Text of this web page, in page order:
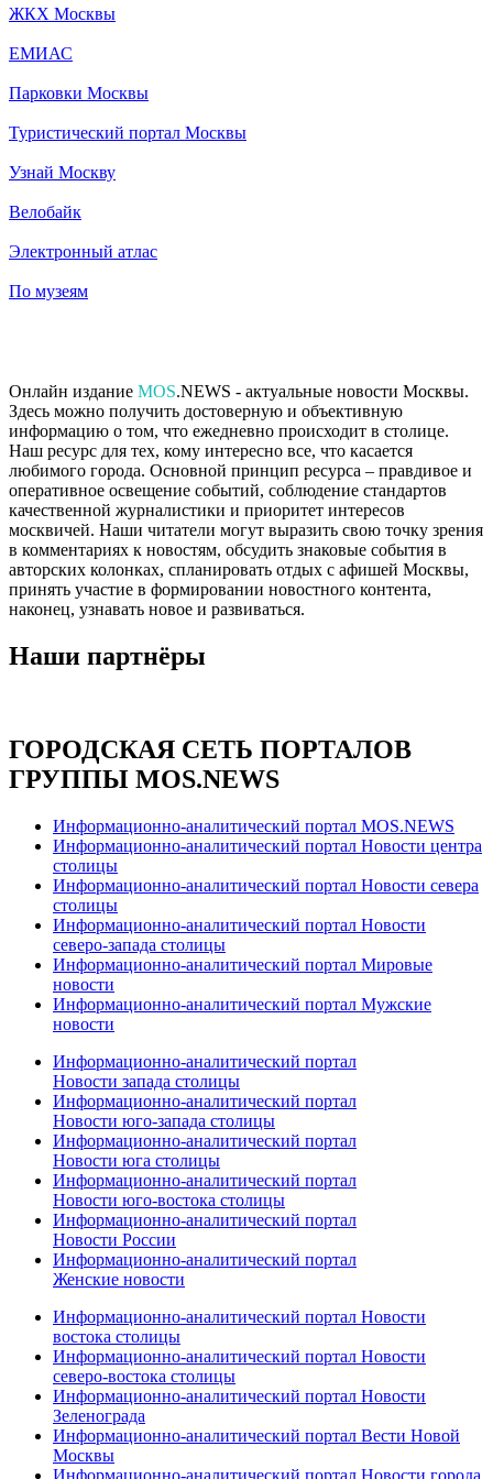
ЖКХ Москвы
ЕМИАС
Парковки Москвы
Туристический портал Москвы
Узнай Москву
Велобайк
Электронный атлас
По музеям
Онлайн издание MOS.NEWS - актуальные новости Москвы.
Здесь можно получить достоверную и объективную
информацию о том, что ежедневно происходит в столице.
Наш ресурс для тех, кому интересно все, что касается
любимого города. Основной принцип ресурса – правдивое и
оперативное освещение событий, соблюдение стандартов
качественной журналистики и приоритет интересов
москвичей. Наши читатели могут выразить свою точку зрения
в комментариях к новостям, обсудить знаковые события в
авторских колонках, спланировать отдых с афишей Москвы,
принять участие в формировании новостного контента,
наконец, узнавать новое и развиваться.
Наши партнёры
ГОРОДСКАЯ СЕТЬ ПОРТАЛОВ
ГРУППЫ MOS.NEWS
Информационно-аналитический портал MOS.NEWS
Информационно-аналитический портал Новости центра
столицы
Информационно-аналитический портал Новости севера
столицы
Информационно-аналитический портал Новости
северо-запада столицы
Информационно-аналитический портал Мировые
новости
Информационно-аналитический портал Мужские
новости
Информационно-аналитический портал
Новости запада столицы
Информационно-аналитический портал
Новости юго-запада столицы
Информационно-аналитический портал
Новости юга столицы
Информационно-аналитический портал
Новости юго-востока столицы
Информационно-аналитический портал
Новости России
Информационно-аналитический портал
Женские новости
Информационно-аналитический портал Новости
востока столицы
Информационно-аналитический портал Новости
северо-востока столицы
Информационно-аналитический портал Новости
Зеленограда
Информационно-аналитический портал Вести Новой
Москвы
Информационно-аналитический портал Новости города